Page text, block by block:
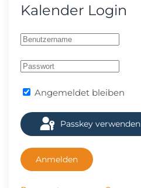
Kalender Login
Angemeldet bleiben
Passkey verwenden
Anmelden